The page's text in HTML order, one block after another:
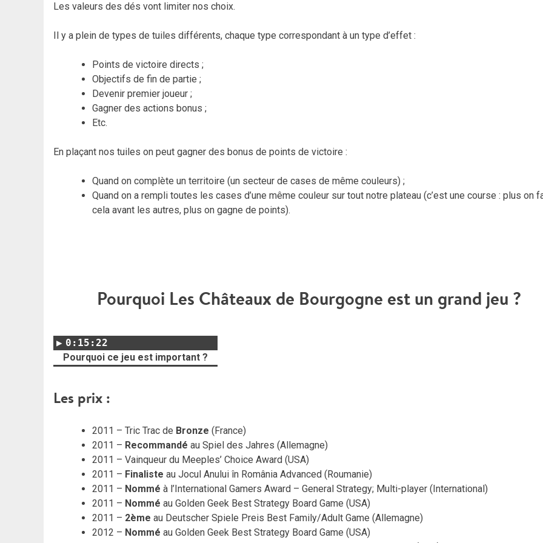
Les valeurs des dés vont limiter nos choix.
Il y a plein de types de tuiles différents, chaque type correspondant à un type d’effet :
Points de victoire directs ;
Objectifs de fin de partie ;
Devenir premier joueur ;
Gagner des actions bonus ;
Etc.
En plaçant nos tuiles on peut gagner des bonus de points de victoire :
Quand on complète un territoire (un secteur de cases de même couleurs) ;
Quand on a rempli toutes les cases d’une même couleur sur tout notre plateau (c’est une course : plus on
cela avant les autres, plus on gagne de points).
Pourquoi Les Châteaux de Bourgogne est un grand jeu ?
0:15:22
Pourquoi ce jeu est important ?
Les prix :
2011 – Tric Trac de Bronze (France)
2011 – Recommandé au Spiel des Jahres (Allemagne)
2011 – Vainqueur du Meeples’ Choice Award (USA)
2011 – Finaliste au Jocul Anului în România Advanced (Roumanie)
2011 – Nommé à l’International Gamers Award – General Strategy; Multi-player (International)
2011 – Nommé au Golden Geek Best Strategy Board Game (USA)
2011 – 2ème au Deutscher Spiele Preis Best Family/Adult Game (Allemagne)
2012 – Nommé au Golden Geek Best Strategy Board Game (USA)